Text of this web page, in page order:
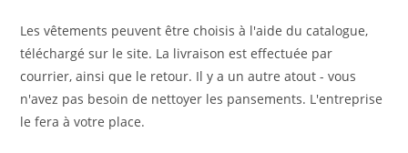
Les vêtements peuvent être choisis à l'aide du catalogue,
téléchargé sur le site. La livraison est effectuée par
courrier, ainsi que le retour. Il y a un autre atout - vous
n'avez pas besoin de nettoyer les pansements. L'entreprise
le fera à votre place.